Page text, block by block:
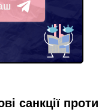
санкції проти